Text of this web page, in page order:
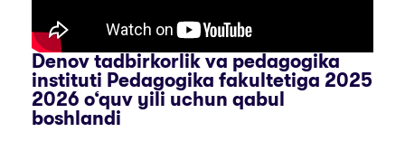
Denov tadbirkorlik va pedagogika
instituti Pedagogika fakultetiga 2025
2026 o‘quv yili uchun qabul
boshlandi